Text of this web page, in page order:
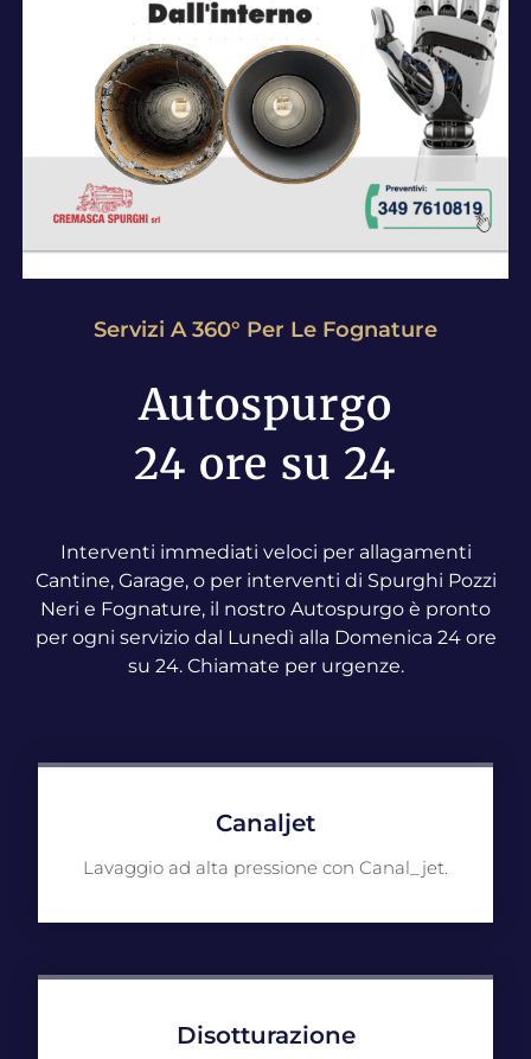
Servizi A 360° Per Le Fognature
Autospurgo
24 ore su 24
Interventi immediati veloci per allagamenti
Cantine, Garage, o per interventi di Spurghi Pozzi
Neri e Fognature, il nostro Autospurgo è pronto
per ogni servizio dal Lunedì alla Domenica 24 ore
su 24. Chiamate per urgenze.
Canaljet
Lavaggio ad alta pressione con Canal_jet.
Disotturazione